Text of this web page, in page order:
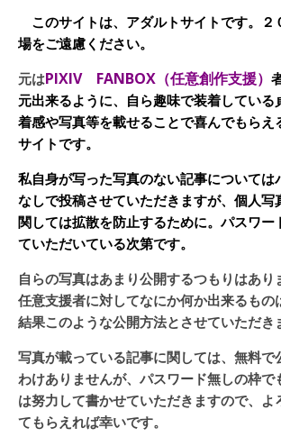
このサイトは、アダルトサイトです。２
場をご遠慮ください。
元はPIXIV FANBOX（任意創作支援）
元出来るように、自ら趣味で装着している
着感や写真等を載せることで喜んでもらえ
サイトです。
私自身が写った写真のない記事については
なしで投稿させていただきますが、個人写
関しては拡散を防止するために。パスワー
ていただいている次第です。
自らの写真はあまり公開するつもりはあり
任意支援者に対してなにか何か出来るもの
結果このような公開方法とさせていただき
写真が載っている記事に関しては、無料で
わけありませんが、パスワード無しの枠で
は努力して書かせていただきますので、よ
てもらえれば幸いです。